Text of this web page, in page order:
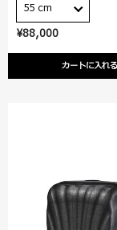
¥88,000
カートに入れる
55 cm